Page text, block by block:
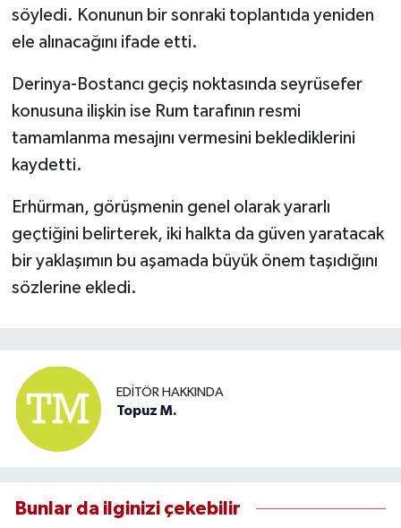
söyledi. Konunun bir sonraki toplantıda yeniden
ele alınacağını ifade etti.
Derinya-Bostancı geçiş noktasında seyrüsefer
konusuna ilişkin ise Rum tarafının resmi
tamamlanma mesajını vermesini beklediklerini
kaydetti.
Erhürman, görüşmenin genel olarak yararlı
geçtiğini belirterek, iki halkta da güven yaratacak
bir yaklaşımın bu aşamada büyük önem taşıdığını
sözlerine ekledi.
EDITÖR HAKKINDA
Topuz M.
Bunlar da ilginizi çekebilir